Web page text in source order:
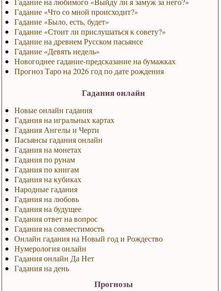
Гадание «Что со мной происходит?»
Гадание «Было, есть, будет»
Гадание «Стоит ли прислушаться к совету?»
Гадание на древнем Русском пасьянсе
Гадание «Девять недель»
Новогоднее гадание-предсказание на бумажках
Прогноз Таро на 2026 год по дате рождения
Гадания онлайн
Новые онлайн гадания
Гадания на игральных картах
Гадания Ангелы и Черти
Пасьянсы гадания онлайн
Гадания на монетах
Гадания по рунам
Гадания по книгам
Гадания на кубиках
Народные гадания
Гадания на любовь
Гадания на будущее
Гадания ответ на вопрос
Гадания на совместимость
Онлайн гадания на Новый год и Рождество
Нумерология онлайн
Гадания онлайн Да Нет
Гадания на день
Прогнозы